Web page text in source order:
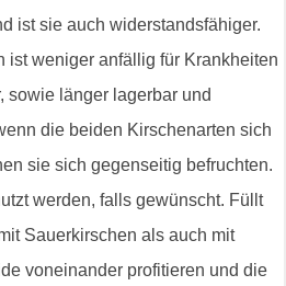
ist sie auch widerstandsfähiger.
ist weniger anfällig für Krankheiten
sowie länger lagerbar und
die beiden Kirschenarten sich
sie sich gegenseitig befruchten.
werden, falls gewünscht. Füllt
Sauerkirschen als auch mit
voneinander profitieren und die